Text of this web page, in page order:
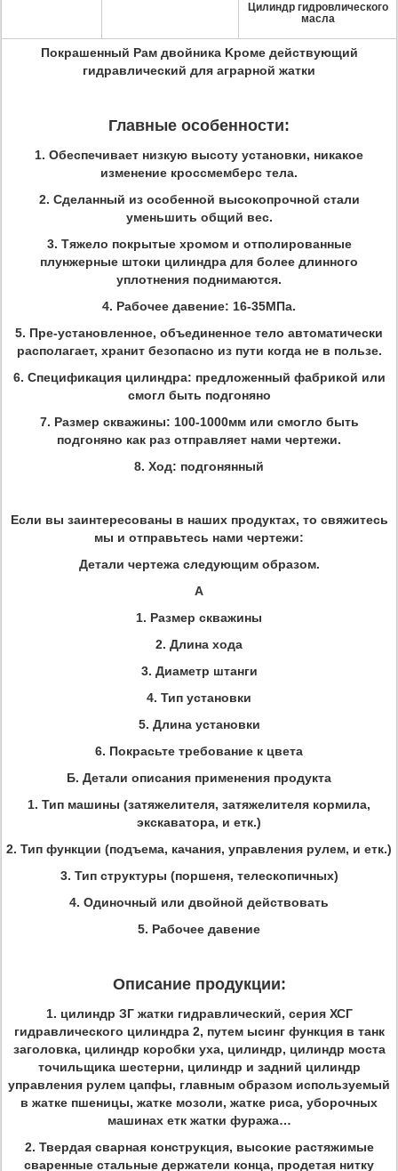
Цилиндр гидровлического
масла
Покрашенный Рам двойника Kроме действующий
гидравлический для аграрной жатки
Главные особенности:
1. Обеспечивает низкую высоту установки, никакое
изменение кроссмемберс тела.
2. Сделанный из особенной высокопрочной стали
уменьшить общий вес.
3. Тяжело покрытые хромом и отполированные
плунжерные штоки цилиндра для более длинного
уплотнения поднимаются.
4. Рабочее давение: 16-35МПа.
5. Пре-установленное, объединенное тело автоматически
располагает, хранит безопасно из пути когда не в пользе.
6. Спецификация цилиндра: предложенный фабрикой или
смогл быть подгоняно
7. Размер скважины: 100-1000мм или смогло быть
подгоняно как раз отправляет нами чертежи.
8. Ход: подгонянный
Если вы заинтересованы в наших продуктах, то свяжитесь
мы и отправьтесь нами чертежи:
Детали чертежа следующим образом.
А
1. Размер скважины
2. Длина хода
3. Диаметр штанги
4. Тип установки
5. Длина установки
6. Покрасьте требование к цвета
Б. Детали описания применения продукта
1. Тип машины (затяжелителя, затяжелителя кормила,
экскаватора, и етк.)
2. Тип функции (подъема, качания, управления рулем, и етк.)
3. Тип структуры (поршеня, телескопичных)
4. Одиночный или двойной действовать
5. Рабочее давение
Описание продукции:
1. цилиндр ЗГ жатки гидравлический, серия ХСГ
гидравлического цилиндра 2, путем ысинг функция в танк
заголовка, цилиндр коробки уха, цилиндр, цилиндр моста
точильщика шестерни, цилиндр и задний цилиндр
управления рулем цапфы, главным образом используемый
в жатке пшеницы, жатке мозоли, жатке риса, уборочных
машинах етк жатки фуража…
2. Твердая сварная конструкция, высокие растяжимые
сваренные стальные держатели конца, продетая нитку